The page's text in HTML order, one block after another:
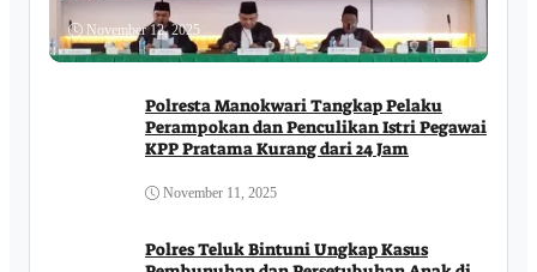
November 12, 2025
Polresta Manokwari Tangkap Pelaku
Perampokan dan Penculikan Istri Pegawai
KPP Pratama Kurang dari 24 Jam
November 11, 2025
Polres Teluk Bintuni Ungkap Kasus